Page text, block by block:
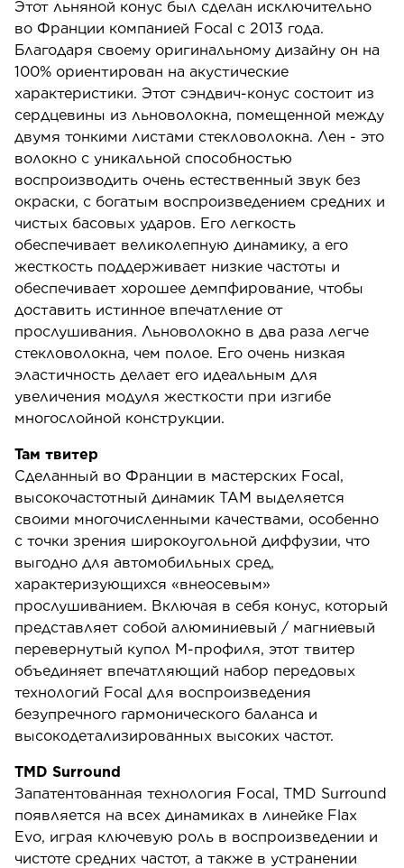
Этот льняной конус был сделан исключительно
во Франции компанией Focal с 2013 года.
Благодаря своему оригинальному дизайну он на
100% ориентирован на акустические
характеристики. Этот сэндвич-конус состоит из
сердцевины из льноволокна, помещенной между
двумя тонкими листами стекловолокна. Лен - это
волокно с уникальной способностью
воспроизводить очень естественный звук без
окраски, с богатым воспроизведением средних и
чистых басовых ударов. Его легкость
обеспечивает великолепную динамику, а его
жесткость поддерживает низкие частоты и
обеспечивает хорошее демпфирование, чтобы
доставить истинное впечатление от
прослушивания. Льноволокно в два раза легче
стекловолокна, чем полое. Его очень низкая
эластичность делает его идеальным для
увеличения модуля жесткости при изгибе
многослойной конструкции.
Там твитер
Сделанный во Франции в мастерских Focal,
высокочастотный динамик TAM выделяется
своими многочисленными качествами, особенно
с точки зрения широкоугольной диффузии, что
выгодно для автомобильных сред,
характеризующихся «внеосевым»
прослушиванием. Включая в себя конус, который
представляет собой алюминиевый / магниевый
перевернутый купол M-профиля, этот твитер
объединяет впечатляющий набор передовых
технологий Focal для воспроизведения
безупречного гармонического баланса и
высокодетализированных высоких частот.
TMD Surround
Запатентованная технология Focal, TMD Surround
появляется на всех динамиках в линейке Flax
Evo, играя ключевую роль в воспроизведении и
чистоте средних частот, а также в устранении